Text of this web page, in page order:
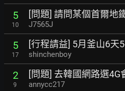
5
10
[問題] 請問某個首爾地
J7565J
5
17
[行程請益] 5月釜山6天
shinchenboy
2
9
[問題] 去韓國網路選4G
annycc217